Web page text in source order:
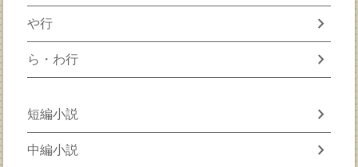
や行 chevron_right
ら・わ行 chevron_right
短編小説 chevron_right
中編小説 chevron_right